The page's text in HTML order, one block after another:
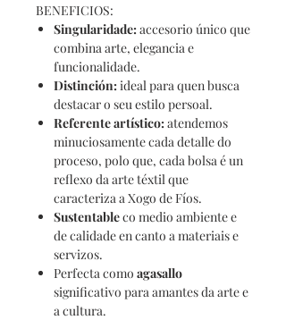
BENEFICIOS:
Singularidade:accesorio único que
combina arte, elegancia e
funcionalidade.
Distinción:ideal para quen busca
destacar o seu estilo persoal.
Referenteartístico:atendemos
minuciosamente cada detalle do
proceso, polo que, cada bolsa é un
reflexo da arte téxtil que
caracteriza a Xogo de Fíos.
Sustentableco medio ambiente e
de calidade en canto a materiais e
servizos.
Perfecta como agasallo
significativo para amantes da arte e
a cultura.